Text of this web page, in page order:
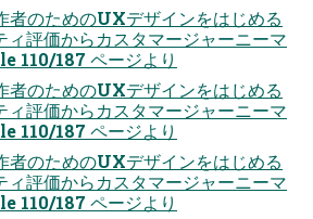
者のためのUXデザインをはじめる
ィ評価からカスタマージャーニーマ
110/187 ページより
者のためのUXデザインをはじめる
ィ評価からカスタマージャーニーマ
110/187 ページより
者のためのUXデザインをはじめる
ィ評価からカスタマージャーニーマ
110/187 ページより